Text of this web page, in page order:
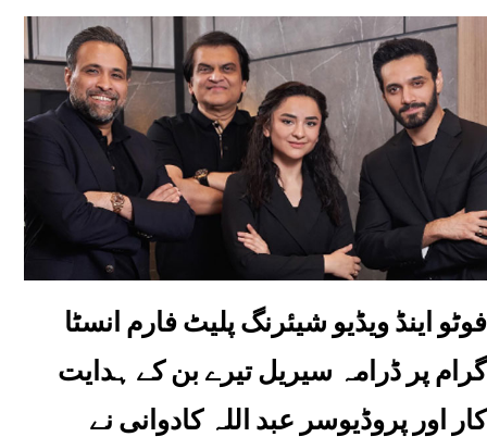
فوٹو اینڈ ویڈیو شیئرنگ پلیٹ فارم انسٹا
گرام پر ڈرامہ سیریل تیرے بن کے ہدایت
کار اور پروڈیوسر عبد اللہ کادوانی نے